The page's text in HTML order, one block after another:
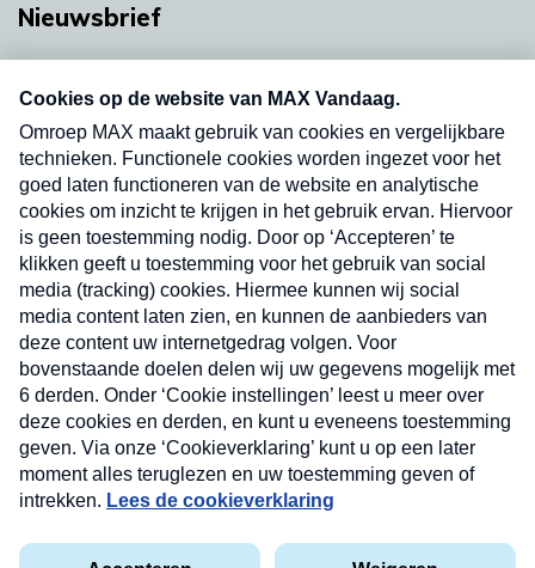
Nieuwsbrief
nieuwsbrief. Elke vrijdag- en dinsdagochtend in
uw mailbox.
Verzend
Privacyverklaring
Cookieverklaring
Nieuwsbrief
Neem hier een gratis abonnement op onze
nieuwsbrief. Elke vrijdag- en dinsdagochtend in uw